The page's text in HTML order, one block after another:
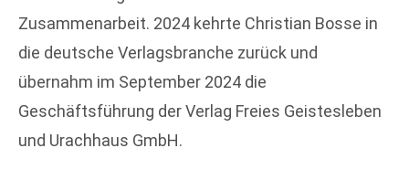
Zusammenarbeit. 2024 kehrte Christian Bosse in
die deutsche Verlagsbranche zurück und
übernahm im September 2024 die
Geschäftsführung der Verlag Freies Geistesleben
und Urachhaus GmbH.